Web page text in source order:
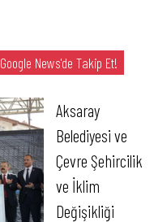
Google News'de Takip Et!
Aksaray
Belediyesi ve
Çevre Şehircilik
ve İklim
Değişikliği